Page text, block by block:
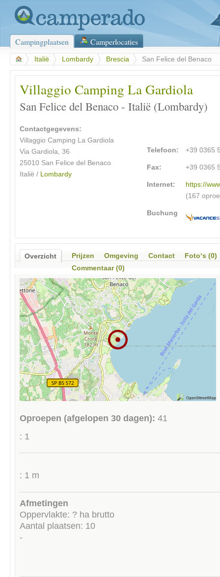
Campingplaatsen Camperlocaties
Italië Lombardy Brescia San Felice del Benaco
Villaggio Camping La Gardiola
San Felice del Benaco - Italië (Lombardy)
Contactgegevens:
Villaggio Camping La Gardiola
Via Gardiola, 36
25010 San Felice del Benaco
Italië / Lombardy
Telefoon: +39 0365
Fax: +39 0365
Internet:
https://
(167
Buchung
Overzicht Prijzen Omgeving Contact
Foto‘s (0)
Commentaar (0)
Oproepen (afgelopen 30 dagen): 41
: 1
: 1 m
Afmetingen
Oppervlakte: ? ha brutto
Aantal plaatsen: 10
-